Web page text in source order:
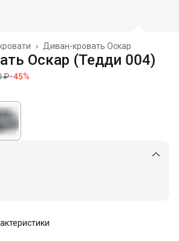
Диван-кровать Оскар
›
Оскар (Тедди 004)
₽−45%